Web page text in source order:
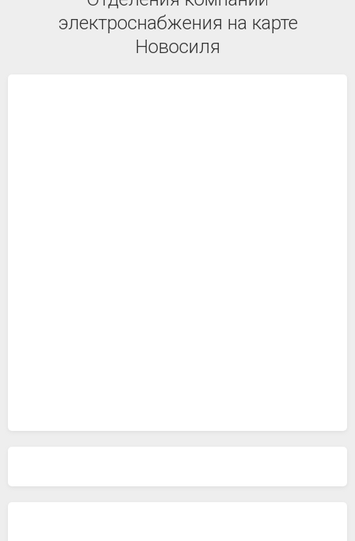
электроснабжения на карте
Новосиля